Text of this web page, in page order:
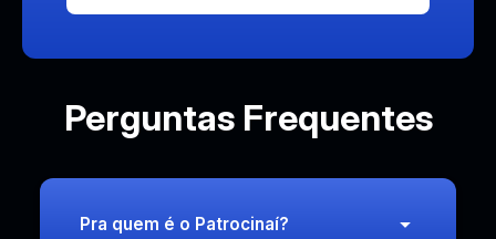
Perguntas Frequentes
Pra quem é o Patrocinaí?